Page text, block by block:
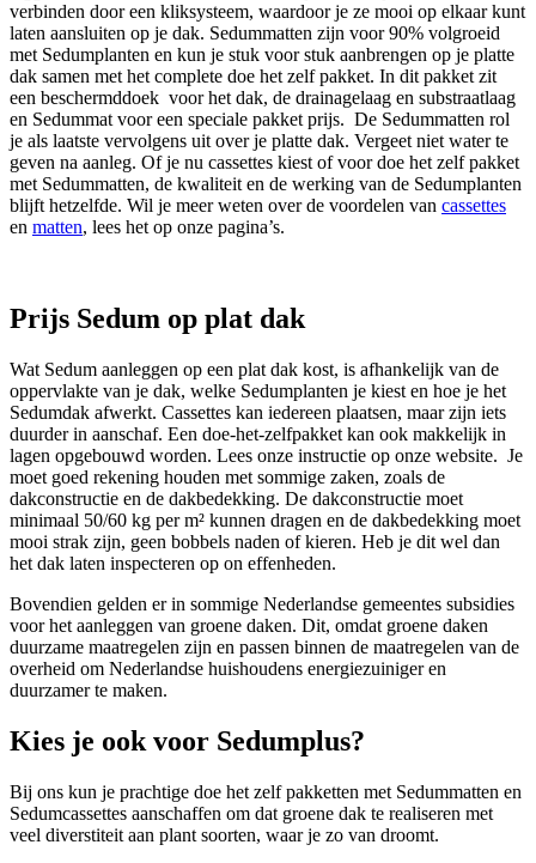
verbinden door een kliksysteem, waardoor je ze mooi op elkaar kunt
laten aansluiten op je dak. Sedummatten zijn voor 90% volgroeid
met Sedumplanten en kun je stuk voor stuk aanbrengen op je platte
dak samen met het complete doe het zelf pakket. In dit pakket zit
een beschermddoek voor het dak, de drainagelaag en substraatlaag
en Sedummat voor een speciale pakket prijs. De Sedummatten rol
je als laatste vervolgens uit over je platte dak. Vergeet niet water te
geven na aanleg. Of je nu cassettes kiest of voor doe het zelf pakket
met Sedummatten, de kwaliteit en de werking van de Sedumplanten
blijft hetzelfde. Wil je meer weten over de voordelen van cassettes
en matten, lees het op onze pagina’s.
Prijs Sedum op plat dak
Wat Sedum aanleggen op een plat dak kost, is afhankelijk van de
oppervlakte van je dak, welke Sedumplanten je kiest en hoe je het
Sedumdak afwerkt. Cassettes kan iedereen plaatsen, maar zijn iets
duurder in aanschaf. Een doe-het-zelfpakket kan ook makkelijk in
lagen opgebouwd worden. Lees onze instructie op onze website. Je
moet goed rekening houden met sommige zaken, zoals de
dakconstructie en de dakbedekking. De dakconstructie moet
minimaal 50/60 kg per m² kunnen dragen en de dakbedekking moet
mooi strak zijn, geen bobbels naden of kieren. Heb je dit wel dan
het dak laten inspecteren op on effenheden.
Bovendien gelden er in sommige Nederlandse gemeentes subsidies
voor het aanleggen van groene daken. Dit, omdat groene daken
duurzame maatregelen zijn en passen binnen de maatregelen van de
overheid om Nederlandse huishoudens energiezuiniger en
duurzamer te maken.
Kies je ook voor Sedumplus?
Bij ons kun je prachtige doe het zelf pakketten met Sedummatten en
Sedumcassettes aanschaffen om dat groene dak te realiseren met
veel diverstiteit aan plant soorten, waar je zo van droomt.